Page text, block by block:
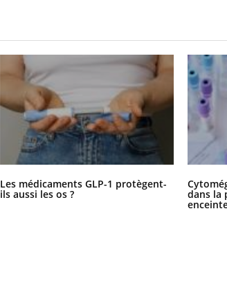
Les médicaments GLP-1 protègent-
ils aussi les os ? dans la